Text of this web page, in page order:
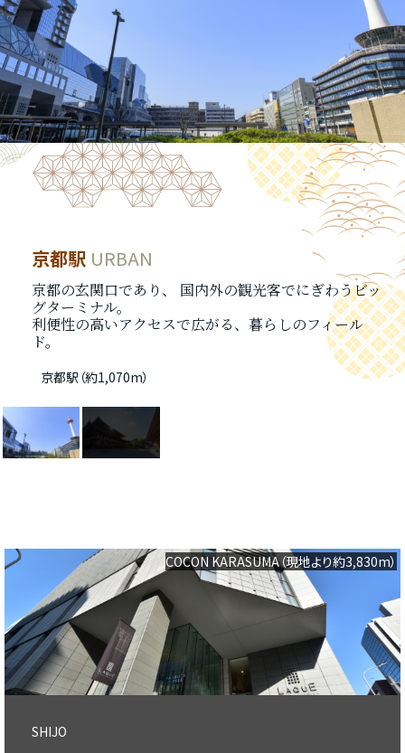
京都駅 URBAN
京都の玄関口であり、 国内外の観光客でにぎわうビッ
グターミナル。
利便性の高いアクセスで広がる、暮らしのフィール
ド。
京都駅（約1,070m）
東寺HISTORY
日本で最初につくられた密教寺院で、 多数の国宝・重
要文化財を有し、
桜や紅葉の季節には、天然の色彩が美しい景観が魅
力。
東寺（約1,070m）
COCON KARASUMA（現地より約3,830m）
SHIJO